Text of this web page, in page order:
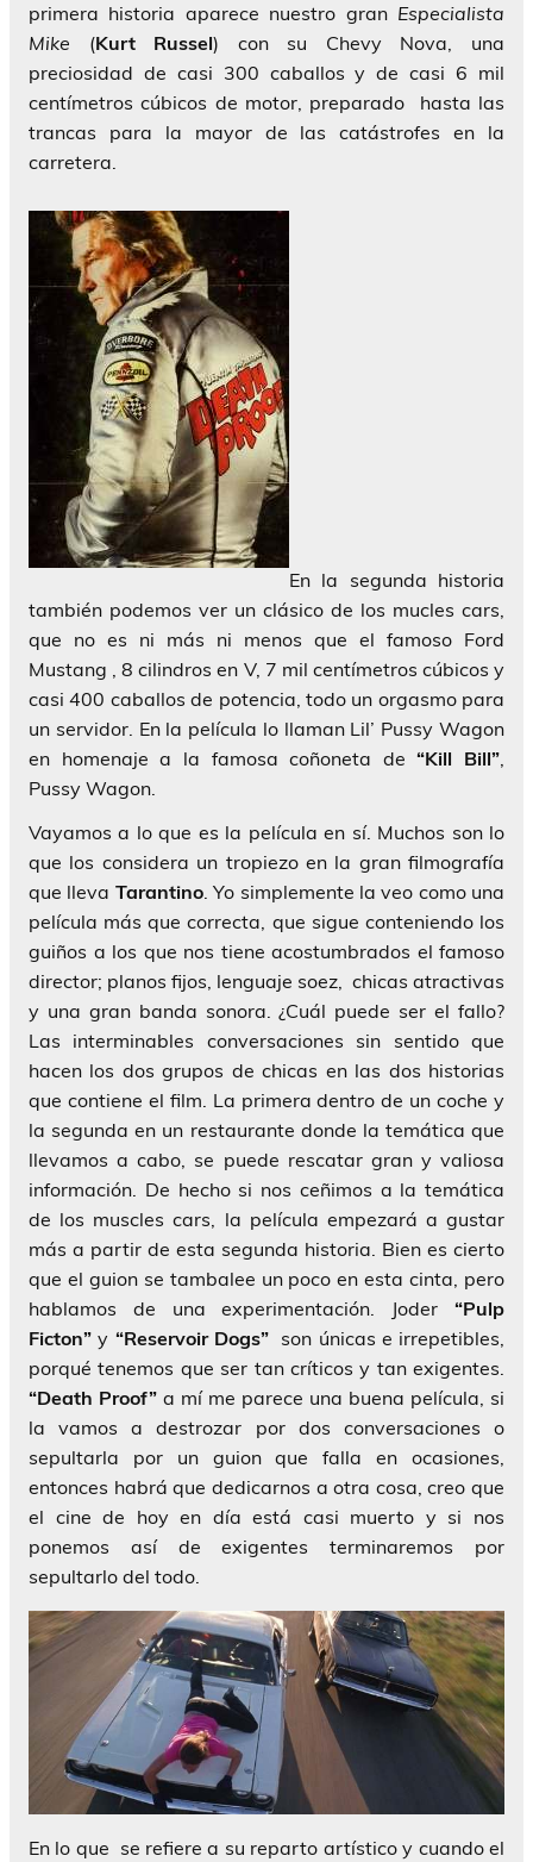
primera historia aparece nuestro gran Especialista
Mike (Kurt Russel) con su Chevy Nova, una
preciosidad de casi 300 caballos y de casi 6 mil
centímetros cúbicos de motor, preparado hasta las
trancas para la mayor de las catástrofes en la
carretera.
En la segunda historia
también podemos ver un clásico de los mucles cars,
que no es ni más ni menos que el famoso Ford
Mustang , 8 cilindros en V, 7 mil centímetros cúbicos y
casi 400 caballos de potencia, todo un orgasmo para
un servidor. En la película lo llaman Lil’ Pussy Wagon
en homenaje a la famosa coñoneta de“Kill Bill”,
Pussy Wagon.
Vayamos a lo que es la película en sí. Muchos son lo
que los considera un tropiezo en la gran filmografía
que lleva Tarantino. Yo simplemente la veo como una
película más que correcta, que sigue conteniendo los
guiños a los que nos tiene acostumbrados el famoso
director; planos fijos, lenguaje soez, chicas atractivas
y una gran banda sonora. ¿Cuál puede ser el fallo?
Las interminables conversaciones sin sentido que
hacen los dos grupos de chicas en las dos historias
que contiene el film. La primera dentro de un coche y
la segunda en un restaurante donde la temática que
llevamos a cabo, se puede rescatar gran y valiosa
información. De hecho si nos ceñimos a la temática
de los muscles cars, la película empezará a gustar
más a partir de esta segunda historia. Bien es cierto
que el guion se tambalee un poco en esta cinta, pero
hablamos de una experimentación. Joder “Pulp
Ficton” y “Reservoir Dogs”son únicas e irrepetibles,
porqué tenemos que ser tan críticos y tan exigentes.
“Death Proof” a mí me parece una buena película, si
la vamos a destrozar por dos conversaciones o
sepultarla por un guion que falla en ocasiones,
entonces habrá que dedicarnos a otra cosa, creo que
el cine de hoy en día está casi muerto y si nos
ponemos así de exigentes terminaremos por
sepultarlo del todo.
En lo que se refiere a su reparto artístico y cuando el